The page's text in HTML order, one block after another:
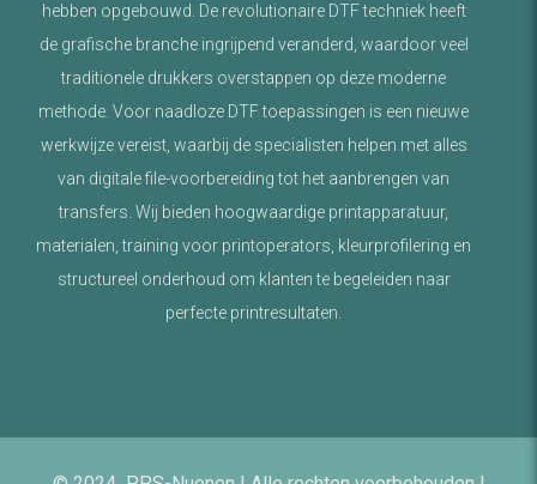
hebben opgebouwd. De revolutionaire DTF techniek heeft
de grafische branche ingrijpend veranderd, waardoor veel
traditionele drukkers overstappen op deze moderne
methode. Voor naadloze DTF toepassingen is een nieuwe
werkwijze vereist, waarbij de specialisten helpen met alles
van digitale file-voorbereiding tot het aanbrengen van
transfers. Wij bieden hoogwaardige printapparatuur,
materialen, training voor printoperators, kleurprofilering en
structureel onderhoud om klanten te begeleiden naar
perfecte printresultaten.